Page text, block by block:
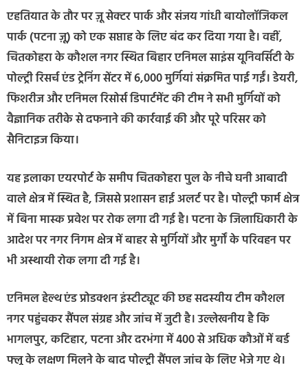
एहतियात के तौर पर ज़ू सेक्टर पार्क और संजय गांधी बायोलॉजिकल
पार्क (पटना ज़ू) को एक सप्ताह के लिए बंद कर दिया गया है। वहीं,
चितकोहरा के कौशल नगर स्थित बिहार एनिमल साइंस यूनिवर्सिटी के
पोल्ट्री रिसर्च एंड ट्रेनिंग सेंटर में 6,000 मुर्गियां संक्रमित पाई गईं। डेयरी,
फिशरीज और एनिमल रिसोर्स डिपार्टमेंट की टीम ने सभी मुर्गियों को
वैज्ञानिक तरीके से दफनाने की कार्रवाई की और पूरे परिसर को
सैनिटाइज किया।
यह इलाका एयरपोर्ट के समीप चितकोहरा पुल के नीचे घनी आबादी
वाले क्षेत्र में स्थित है, जिससे प्रशासन हाई अलर्ट पर है। पोल्ट्री फार्म क्षेत्र
में बिना मास्क प्रवेश पर रोक लगा दी गई है। पटना के जिलाधिकारी के
आदेश पर नगर निगम क्षेत्र में बाहर से मुर्गियों और मुर्गों के परिवहन पर
भी अस्थायी रोक लगा दी गई है।
एनिमल हेल्थ एंड प्रोडक्शन इंस्टीट्यूट की छह सदस्यीय टीम कौशल
नगर पहुंचकर सैंपल संग्रह और जांच में जुटी है। उल्लेखनीय है कि
भागलपुर, कटिहार, पटना और दरभंगा में 400 से अधिक कौओं में बर्ड
फ्लू के लक्षण मिलने के बाद पोल्ट्री सैंपल जांच के लिए भेजे गए थे।